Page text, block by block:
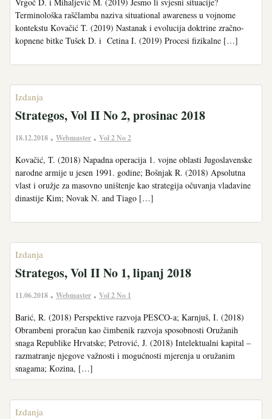
Vrgoč D. i Mihaljević M. (2019) Jesmo li svjesni situacije?
Terminološka raščlamba naziva situational awareness u vojnome
kontekstu Kovačić T. (2019) Nastanak i evolucija doktrine zračno-
kopnene bitke Tušek D. i Cetina I. (2019) Procesi fizikalne […]
Izdanja
Strategos, Vol II No 2, prosinac 2018
18.12.2018 • Webmaster • Vol 2 No 2
Kovačić, T. (2018) Napadna operacija 1. vojne oblasti Jugoslavenske
narodne armije u jesen 1991. godine; Bošnjak R. (2018) Apsolutna
vlast i oružje za masovno uništenje kao strategija očuvanja vladavine
dinastije Kim; Novak N. and Tiago […]
Izdanja
Strategos, Vol II No 1, lipanj 2018
11.06.2018 • Webmaster • Vol 2 No 1
Barić, R. (2018) Perspektive razvoja PESCO-a; Karnjuš, I. (2018)
Obrambeni proračun kao čimbenik razvoja sposobnosti Oružanih
snaga Republike Hrvatske; Petrović, J. (2018) Intelektualni kapital –
razmatranje njegove važnosti i mogućnosti mjerenja u oružanim
snagama; Kozina, […]
Izdanja